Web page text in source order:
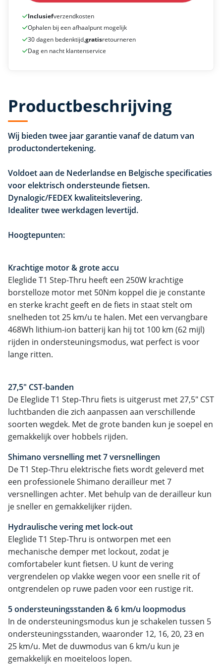
Inclusiefverzendkosten
Ophalen bij een afhaalpunt mogelijk
30 dagen bedenktijd,gratisretourneren
Dag en nacht klantenservice
Productbeschrijving
Wij bieden twee jaar garantie vanaf de datum van
productondertekening.
Voldoet aan de Nederlandse en Belgische specificaties
voor elektrisch ondersteunde fietsen.
Dynalogic/FEDEX kwaliteitslevering.
Idealiter twee werkdagen levertijd.
Hoogtepunten:
Krachtige motor & grote accu
Eleglide T1 Step-Thru heeft een 250W krachtige
borstelloze motor met 50Nm koppel die je constante
en sterke kracht geeft en de fiets in staat stelt om
snelheden tot 25 km/u te halen. Met een vervangbare
468Wh lithium-ion batterij kan hij tot 100 km (62 mijl)
rijden in ondersteuningsmodus, wat perfect is voor
lange ritten.
27,5" CST-banden
De Eleglide T1 Step-Thru fiets is uitgerust met 27,5" CST
luchtbanden die zich aanpassen aan verschillende
soorten wegdek. Met de grote banden kun je soepel en
gemakkelijk over hobbels rijden.
Shimano versnelling met 7 versnellingen
De T1 Step-Thru elektrische fiets wordt geleverd met
een professionele Shimano derailleur met 7
versnellingen achter. Met behulp van de derailleur kun
je sneller en gemakkelijker rijden.
Hydraulische vering met lock-out
Eleglide T1 Step-Thru is ontworpen met een
mechanische demper met lockout, zodat je
comfortabeler kunt fietsen. U kunt de vering
vergrendelen op vlakke wegen voor een snelle rit of
ontgrendelen op ruwe paden voor een rustige rit.
5 ondersteuningsstanden & 6 km/u loopmodus
In de ondersteuningsmodus kun je schakelen tussen 5
ondersteuningsstanden, waaronder 12, 16, 20, 23 en
25 km/u. Met de duwmodus van 6 km/u kun je
gemakkelijk en moeiteloos lopen.